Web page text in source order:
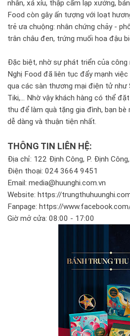
nhân, xá xíu, thập cẩm lạp xưởng,
Food còn gây ấn tượng với loạt
trẻ ưa chuộng: nhân chứng chảy -
trân châu đen, trứng muối hoa đậu
Đặc biệt, nhờ sự phát triển của công
Nghị Food đã liên tục đẩy mạnh
qua các sàn thương mại điện tử như
Tiki,... Nhờ vậy khách hàng có thể
thu để làm quà tặng gia đình, bạn
dễ dàng và thuận tiện nhất.
THÔNG TIN LIÊN HỆ:
Địa chỉ: 122 Định Công, P. Định
Điện thoại: 024 3664 9451
Email: media@huunghi.com.vn
Website: https://
Fanpage: https://
Giờ mở cửa: 08:00 - 17:00